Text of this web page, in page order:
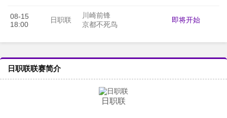
08-15
18:00
日职联
川崎前锋
京都不死鸟
即将开始
日职联联赛简介
日职联